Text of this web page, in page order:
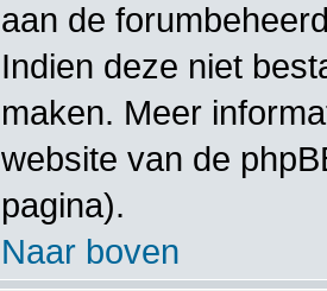
aan de
Indien deze niet
maken. Meer
website van de
pagina).
Naar boven